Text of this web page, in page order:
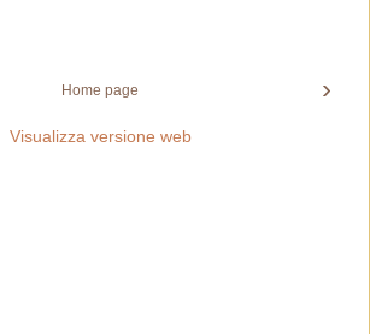
›
Home page
Visualizza versione web